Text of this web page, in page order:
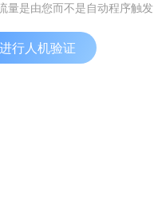
量是由您而不是自动程序触发
行人机验证